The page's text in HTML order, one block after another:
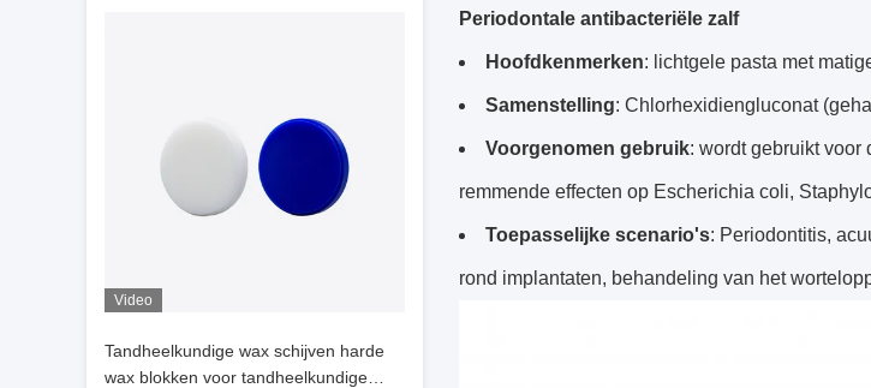
Video
Tandheelkundige wax schijven harde
wax blokken voor tandheelkundige
Periodontale antibacteriële zalf
Hoofdkenmerken: lichtgele pasta met
Samenstelling: Chlorhexidiengluconat
Voorgenomen gebruik: wordt gebruikt voor
remmende effecten op Escherichia coli,
Toepasselijke scenario's: Periodontitis,
rond implantaten, behandeling van het